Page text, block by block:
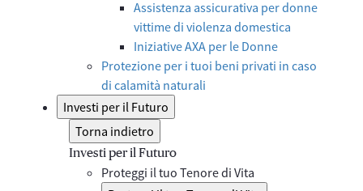
Assistenza assicurativa per donne
vittime di violenza domestica
Iniziative AXA per le Donne
Protezione per i tuoi beni privati in caso
di calamità naturali
Investi per il Futuro
Torna indietro
Investi per il Futuro
Proteggi il tuo Tenore di Vita